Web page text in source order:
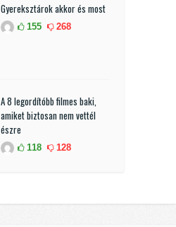
Gyereksztárok akkor és most
155 268
A 8 legordítóbb filmes baki,
amiket biztosan nem vettél
észre
118 128